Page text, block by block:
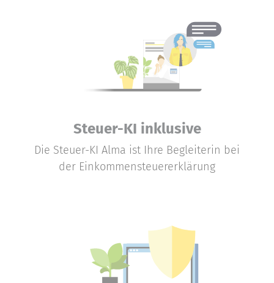
Steuer-KI inklusive
Die Steuer-KI Alma ist Ihre Begleiterin bei
der Einkommensteuererklärung